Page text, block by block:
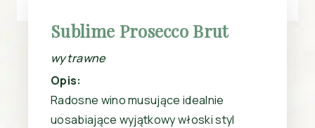
Sublime Prosecco Brut
wytrawne
Opis:
Radosne wino musujące idealnie
uosabiające wyjątkowy włoski styl